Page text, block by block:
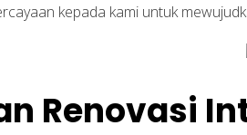
kepada kami untuk
Renovasi